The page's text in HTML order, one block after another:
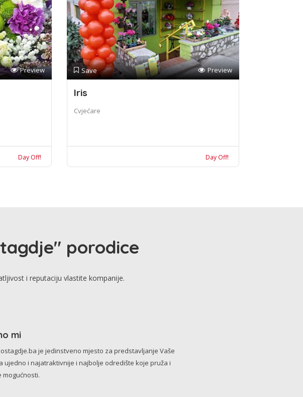
Preview
Day Off!
Save Preview
Iris
Cvjećare
Day Off!
porodice
i reputaciju vlastite kompanije.
mi
je jedinstveno mjesto za predstavljanje Vaše
ujedno i najatraktivnije i najbolje odredište koje pruža i
mogućnosti.